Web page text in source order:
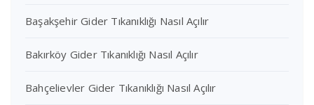
Başakşehir Gider Tıkanıklığı Nasıl Açılır
Bakırköy Gider Tıkanıklığı Nasıl Açılır
Bahçelievler Gider Tıkanıklığı Nasıl Açılır